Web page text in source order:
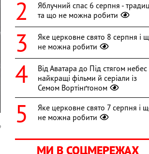
Яблучний спас 6 серпня -
та що не можна робити
Яке церковне свято 8 серпня і
не можна робити
Від Аватара до Під стягом небес
найкращі фільми й серіали із
Семом Вортінґтоном
Яке церковне свято 7 серпня і
не можна робити
МИ В СОЦМЕРЕЖАХ